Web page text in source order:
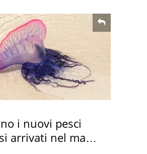
i nuovi pesci
arrivati nel mar